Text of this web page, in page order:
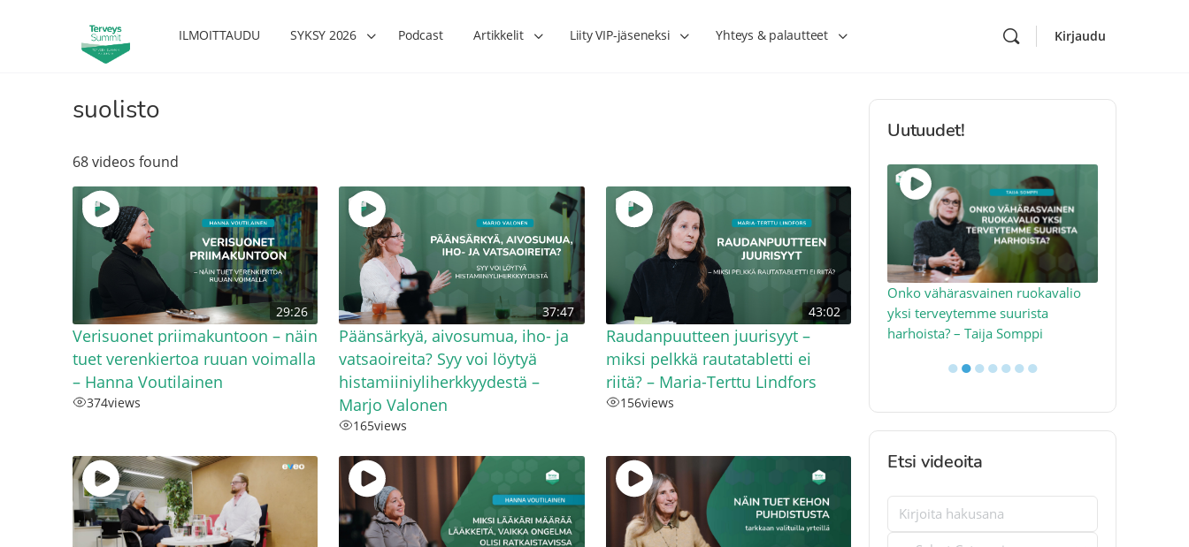
ILMOITTAUDU SYKSY 2026 Podcast Artikkelit Liity VIP-jäseneksi Yhteys & palautteet Kirjaudu
suolisto
68 videos found
29:26
Verisuonet priimakuntoon – näin
tuet verenkiertoa ruuan voimalla
– Hanna Voutilainen
374views
37:47
Päänsärkyä, aivosumua, iho- ja
vatsaoireita? Syy voi löytyä
histamiiniyliherkkyydestä –
Marjo Valonen
165views
43:02
Raudanpuutteen juurisyyt –
miksi pelkkä rautatabletti ei
riitä? – Maria-Terttu Lindfors
156views
Uutuudet!
Lihasharjoittelu on naisen tärkein
hormonihoito – Kaisa Jaakkola
Verisuonet priimakuntoon – näin
tuet verenkiertoa ruuan voimalla –
Hanna Voutilainen
Onko vähärasvainen ruokavalio
yksi terveytemme suurista
harhoista? – Taija Somppi
●●●●●●●
Etsi videoita